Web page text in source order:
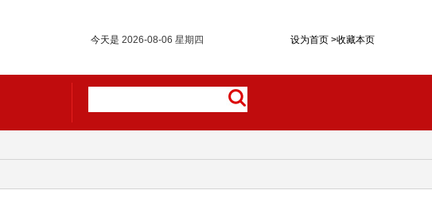
设为首页 >收藏本页
今天是 2026-08-06 星期四